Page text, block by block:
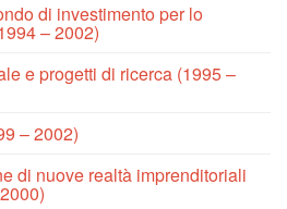
di investimento per lo
– 2002)
e progetti di ricerca (1995 –
– 2002)
di nuove realtà imprenditoriali